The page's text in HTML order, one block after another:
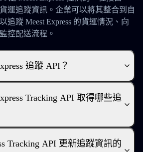
運追蹤資訊。企業可以將其整合到自
追蹤 Meest Express 的貨運情況、向
控配送流程。
追蹤 API？
Tracking API 取得哪些追
Tracking API 更新追蹤資訊的